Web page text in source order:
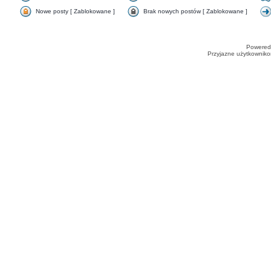
Nowe posty [ Zablokowane ] Brak nowych postów [ Zablokowane ]
Przyjazne